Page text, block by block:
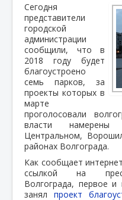
Сегодня
представители
городской
администрации
сообщили, что в
2018 году будет
благоустроено
семь парков, за
проекты которых в
марте
проголосовали
власти
Центральном,
районах Волгограда.
Как сообщает
ссылкой на
Волгограда, первое
занял проект